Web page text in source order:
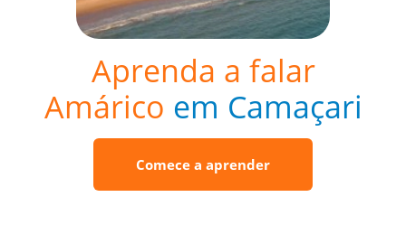
Aprenda a falar
Amárico em Camaçari
Comece a aprender